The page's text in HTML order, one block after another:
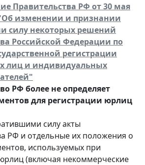
Правительства РФ от 30 мая
"Об изменении и признании
силу некоторых решений
Российской Федерации по
регистрации
лиц и индивидуальных
РФ более не определяет
для регистрации юрлиц
силу акты
РФ и отдельные их положения о
используемых при
(включая некоммерческие